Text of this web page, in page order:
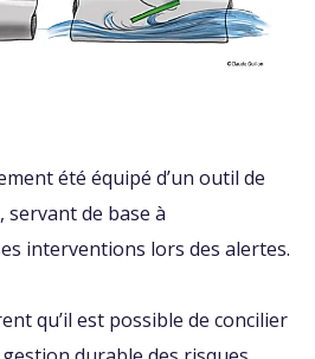
été équipé d’un outil de
servant de base à
interventions lors des alertes.
qu’il est possible de concilier